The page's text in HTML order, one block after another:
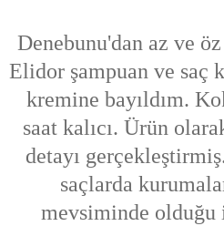
Denebunu'dan az ve
Elidor şampuan ve saç
kremine bayıldım.
saat kalıcı. Ürün
detayı
saçlarda
mevsiminde olduğu